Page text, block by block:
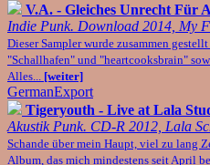
V.A. - Gleiches Unrecht Für
Indie Punk. Download 2014, My
Dieser Sampler wurde zusammen
"Schallhafen" und "heartcooksbrain"
Alles... [weiter]
GermanExport
Tigeryouth - Live at Lala
Akustik Punk. CD-R 2012, Lala
Schande über mein Haupt, viel zu lang
Album, das mich mindestens seit April